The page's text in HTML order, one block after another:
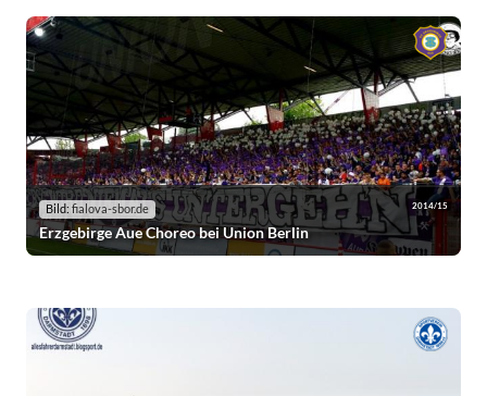
Bild: fialova-sbor.de 2014/15
Erzgebirge Aue Choreo bei Union Berlin